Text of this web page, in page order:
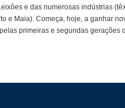
e das numerosas indústrias
e Maia). Começa, hoje, a ganhar
primeiras e segundas gerações